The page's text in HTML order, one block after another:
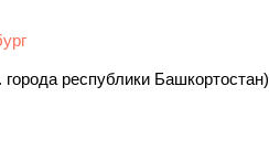
республики Башкортостан)